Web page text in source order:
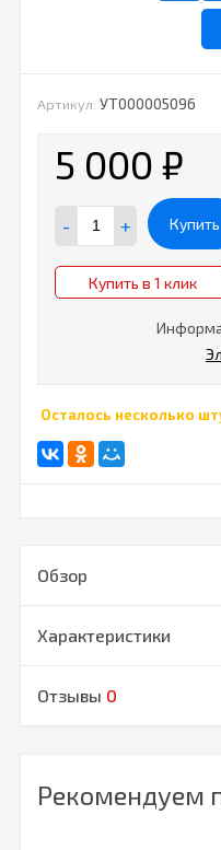
Артикул: УТ000005096
5 000 ₽
- + Купить
Купить в 1 клик
Осталось несколько
Обзор
Характеристики
Отзывы 0
Рекомендуем